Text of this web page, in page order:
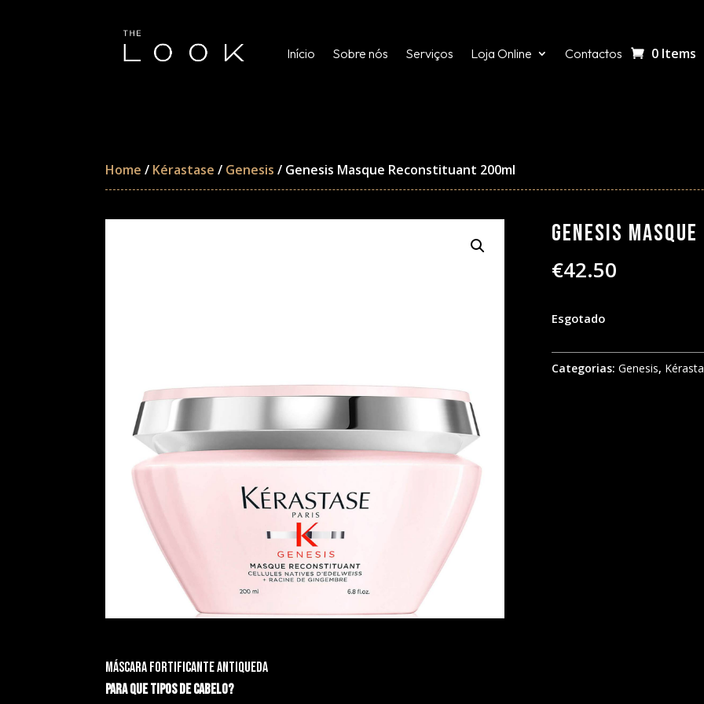
Início Sobre nós Serviços Loja Online Contactos 0 Items
Home / Kérastase / Genesis / Genesis Masque Reconstituant 200ml
Genesis
€42.50
Esgotado
Categorias: Genesis,
Máscara fortificante Antiqueda
Para que tipos de cabelo?